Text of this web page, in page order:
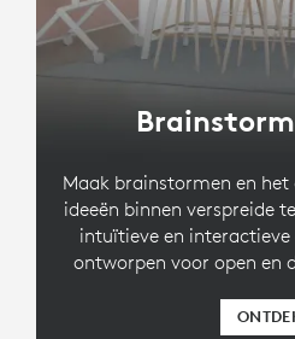
Maak brainstormen en
ideeën binnen verspreide
intuïtieve en interactieve
ontworpen voor open en